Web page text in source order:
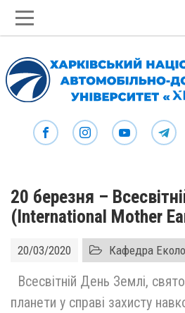
20 березня –
(International Mother
20/03/2020 Кафедра
Всесвітній День Землі,
планети у справі захисту